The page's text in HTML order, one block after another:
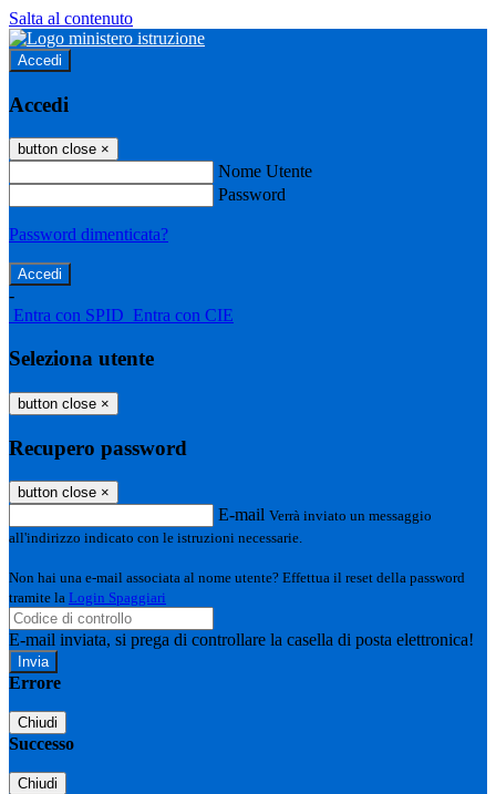
Salta al contenuto
Accedi
Accedi
button close ×
Nome Utente
Password
Password dimenticata?
-
Entra con SPID Entra con CIE
Seleziona utente
button close ×
Recupero password
button close ×
E-mail Verrà inviato un messaggio
all'indirizzo indicato con le istruzioni necessarie.
Non hai una e-mail associata al nome utente? Effettua il reset della password
tramite la Login Spaggiari
E-mail inviata, si prega di controllare la casella di posta elettronica!
Errore
Chiudi
Successo
Chiudi